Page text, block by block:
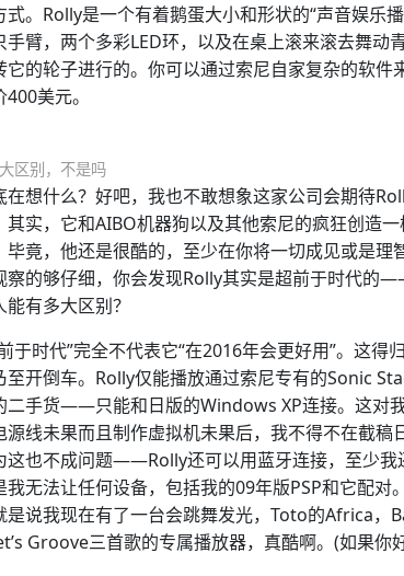
式。Rolly是一个有着鹅蛋大小和形状的“声音娱乐
手臂，两个多彩LED环，以及在桌上滚来滚去舞动
它的轮子进行的。你可以通过索尼自家复杂的软
美元。
区别，不是吗
在想什么？好吧，我也不敢想象这家公司会期待
其实，它和AIBO机器狗以及其他索尼的疯狂创造
毕竟，他还是很酷的，至少在你将一切成见或是理
察的够仔细，你会发现Rolly其实是超前于时代的
有多大区别？
于时代”完全不代表它“在2016年会更好用”。这
至开倒车。Rolly仅能播放通过索尼专有的Sonic
二手货——只能和日版的Windows XP连接。这对
源线未果而且制作虚拟机未果后，我不得不在截稿
这也不成问题——Rolly还可以用蓝牙连接，至少我
我无法让任何设备，包括我的09年版PSP和它配
是说我现在有了一台会跳舞发光，Toto的Africa
Groove三首歌的专属播放器，真酷啊。(如果